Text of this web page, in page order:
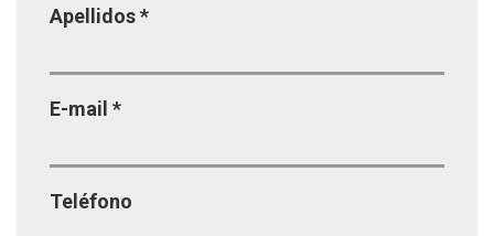
Apellidos*
E-mail *
Teléfono